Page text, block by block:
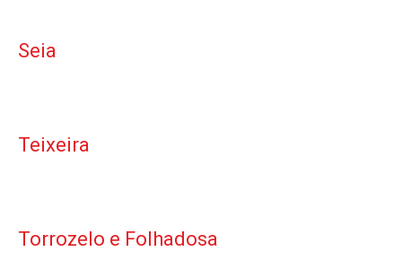
Seia
Teixeira
Torrozelo e Folhadosa